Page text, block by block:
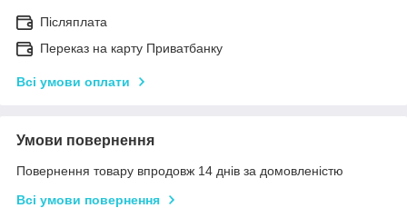
Післяплата
Переказ на карту Приватбанку
Всі умови оплати
Умови повернення
Повернення товару впродовж 14 днів за домовленістю
Всі умови повернення